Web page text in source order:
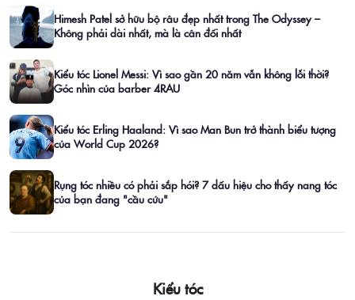
Himesh Patel sở hữu bộ râu đẹp nhất trong The Odyssey –
Không phải dài nhất, mà là cân đối nhất
Kiểu tóc Lionel Messi: Vì sao gần 20 năm vẫn không lỗi thời?
Góc nhìn của barber 4RAU
Kiểu tóc Erling Haaland: Vì sao Man Bun trở thành biểu tượng
của World Cup 2026?
Rụng tóc nhiều có phải sắp hói? 7 dấu hiệu cho thấy nang tóc
của bạn đang "cầu cứu"
Kiểu tóc